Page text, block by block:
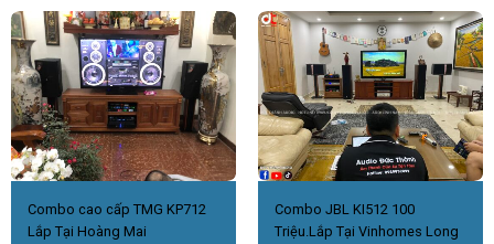
Combo cao cấp TMG KP712
Lắp Tại Hoàng Mai
Combo JBL KI512 100
Triệu.Lắp Tại Vinhomes Long